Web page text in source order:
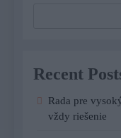
Recent
Rada pre
vždy riešenie